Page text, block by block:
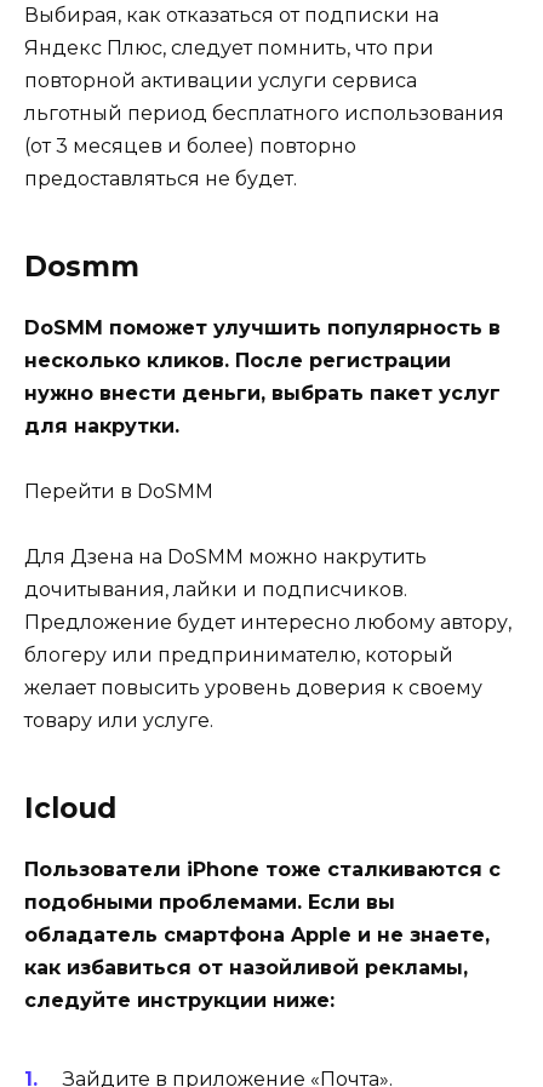
Выбирая, как отказаться от подписки на
Яндекс Плюс, следует помнить, что при
повторной активации услуги сервиса
льготный период бесплатного использования
(от 3 месяцев и более) повторно
предоставляться не будет.
Dosmm
DoSMM поможет улучшить популярность в
несколько кликов. После регистрации
нужно внести деньги, выбрать пакет услуг
для накрутки.
Перейти в DoSMM
Для Дзена на DoSMM можно накрутить
дочитывания, лайки и подписчиков.
Предложение будет интересно любому автору,
блогеру или предпринимателю, который
желает повысить уровень доверия к своему
товару или услуге.
Icloud
Пользователи iPhone тоже сталкиваются с
подобными проблемами. Если вы
обладатель смартфона Apple и не знаете,
как избавиться от назойливой рекламы,
следуйте инструкции ниже:
Зайдите в приложение «Почта».